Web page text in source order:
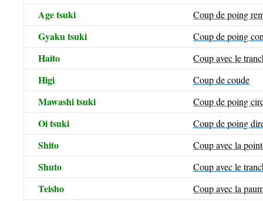
Age tsuki
Coup de poing
Gyaku tsuki Coup de poing
Haito Coup avec le
Higi Coup de coude
Mawashi tsuki Coup de poing
Oi tsuki Coup de poing
Shito Coup avec la
Shuto Coup avec le
Teisho Coup avec la